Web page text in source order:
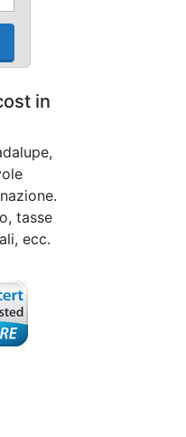
in
tasse
ecc.